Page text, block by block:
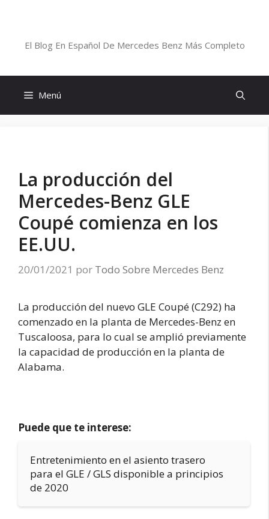
El Blog En Español De Mercedes Benz Más Completo
Menú
La producción del
Mercedes-Benz GLE
Coupé comienza en los
EE.UU.
20/01/2021 por Todo Sobre Mercedes Benz
La producción del nuevo GLE Coupé (C292) ha
comenzado en la planta de Mercedes-Benz en
Tuscaloosa, para lo cual se amplió previamente
la capacidad de producción en la planta de
Alabama.
Puede que te interese:
Entretenimiento en el asiento trasero
para el GLE / GLS disponible a principios
de 2020